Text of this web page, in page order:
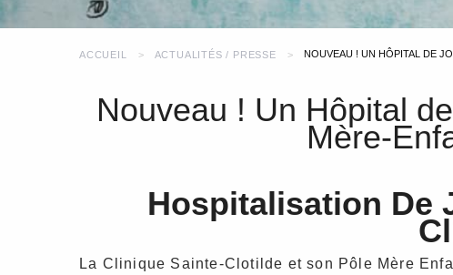
ACCUEIL ACTUALITÉS / PRESSE NOUVEAU ! UN HÔPITAL DE
Nouveau ! Un Hôpital
Mère-
Hospitalisation De
La Clinique Sainte-Clotilde et son Pôle Mère